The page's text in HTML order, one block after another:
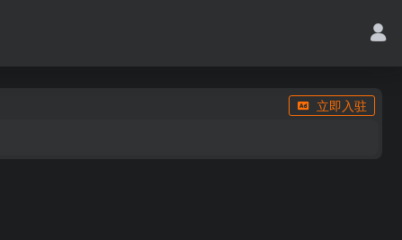
立即入驻